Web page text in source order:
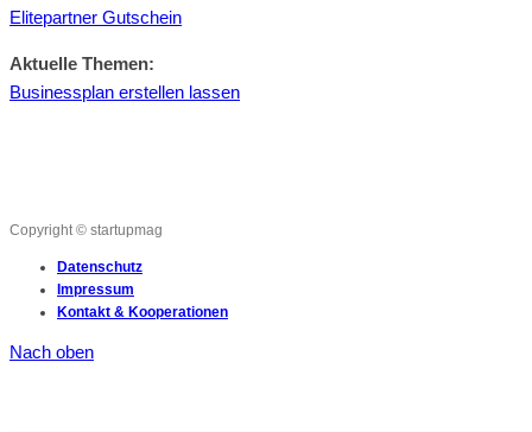
Elitepartner Gutschein
Aktuelle Themen:
Businessplan erstellen lassen
Copyright © startupmag
Datenschutz
Impressum
Kontakt & Kooperationen
Nach oben